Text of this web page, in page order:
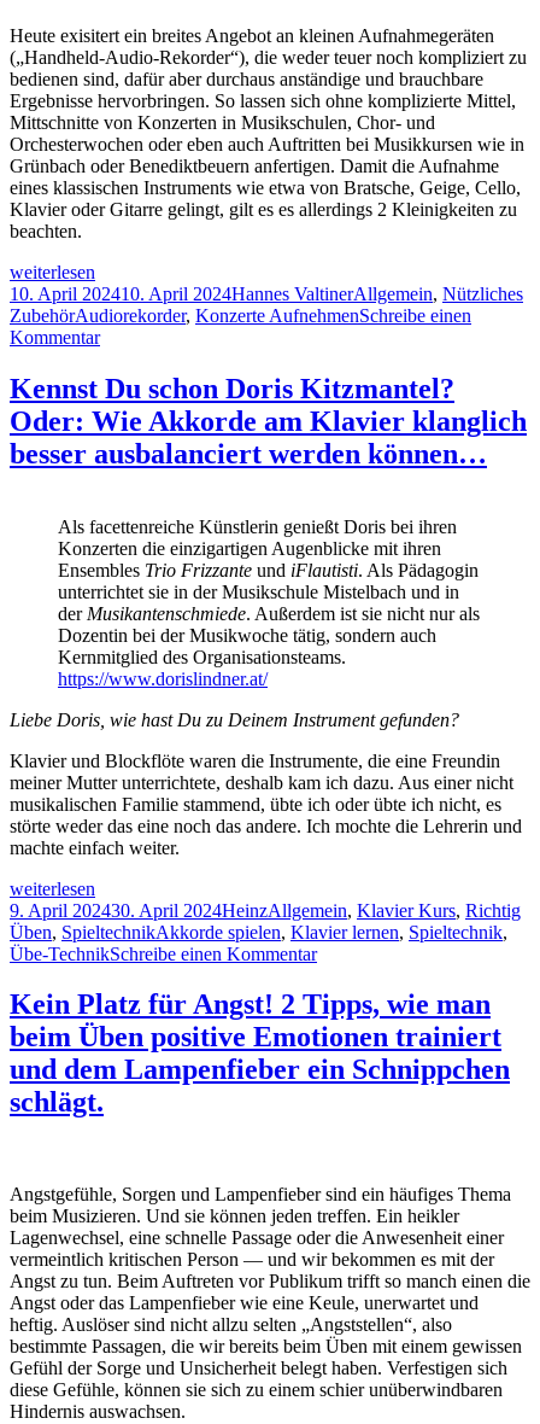
besseres
Gespür
für
lockere
Schultern
entwickeln
kannst
…
beim
Klavier
spielen
ein
besseres
Gespür
für
lockere
Schultern
Heute exisitert ein breites Angebot an kleinen Aufnahmegeräten
(„Handheld-Audio-Rekorder“), die weder teuer noch kompliziert zu
bedienen sind, dafür aber durchaus anständige und brauchbare
Ergebnisse hervorbringen. So lassen sich ohne komplizierte Mittel,
Mittschnitte von Konzerten in Musikschulen, Chor- und
Orchesterwochen oder eben auch Auftritten bei Musikkursen wie in
Grünbach oder Benediktbeuern anfertigen. Damit die Aufnahme
eines klassischen Instruments wie etwa von Bratsche, Geige, Cello,
Klavier oder Gitarre gelingt, gilt es es allerdings 2 Kleinigkeiten zu
beachten.
So
lassen
sich
gute
mit
minimalem
Budget
und
Aufwand
weiterlesen
Veröffentlicht
am
10. April 202410. April 2024Autor
Hannes ValtinerKategorien
Allgemein, Nützliches
ZubehörSchlagwörter
Audiorekorder, Konzerte AufnehmenSchreibe einen
Kommentarzu
lassen
sich
gute
Konzertmitschnitte
mit
und
Aufwand
erstellen
Kennst Du schon Doris Kitzmantel?
Oder: Wie Akkorde am Klavier klanglich
besser ausbalanciert werden können…
Als facettenreiche Künstlerin genießt Doris bei ihren
Konzerten die einzigartigen Augenblicke mit ihren
Ensembles Trio Frizzante und iFlautisti. Als Pädagogin
unterrichtet sie in der Musikschule Mistelbach und in
der Musikantenschmiede. Außerdem ist sie nicht nur als
Dozentin bei der Musikwoche tätig, sondern auch
Kernmitglied des Organisationsteams.
https://www.dorislindner.at/
Liebe Doris, wie hast Du zu Deinem Instrument gefunden?
Klavier und Blockflöte waren die Instrumente, die eine Freundin
meiner Mutter unterrichtete, deshalb kam ich dazu. Aus einer nicht
musikalischen Familie stammend, übte ich oder übte ich nicht, es
störte weder das eine noch das andere. Ich mochte die Lehrerin und
machte einfach weiter.
Kennst
Du
schon
Doris
Oder:
Wie
Akkorde
am
Klavier
klanglich
können…
weiterlesen
Veröffentlicht
am
9. April 202430. April 2024Autor
HeinzKategorien
Allgemein, Klavier Kurs, Richtig
Üben, SpieltechnikSchlagwörter
Akkorde spielen, Klavier lernen, Spieltechnik,
Übe-TechnikSchreibe einen Kommentarzu
Du
schon
Doris
Kitzmantel?
Oder:
klanglich
besser
ausbalanciert
werden
können…
Kein Platz für Angst! 2 Tipps, wie man
beim Üben positive Emotionen trainiert
und dem Lampenfieber ein Schnippchen
schlägt.
Angstgefühle, Sorgen und Lampenfieber sind ein häufiges Thema
beim Musizieren. Und sie können jeden treffen. Ein heikler
Lagenwechsel, eine schnelle Passage oder die Anwesenheit einer
vermeintlich kritischen Person — und wir bekommen es mit der
Angst zu tun. Beim Auftreten vor Publikum trifft so manch einen die
Angst oder das Lampenfieber wie eine Keule, unerwartet und
heftig. Auslöser sind nicht allzu selten „Angststellen“, also
bestimmte Passagen, die wir bereits beim Üben mit einem gewissen
Gefühl der Sorge und Unsicherheit belegt haben. Verfestigen sich
diese Gefühle, können sie sich zu einem schier unüberwindbaren
Hindernis auswachsen.